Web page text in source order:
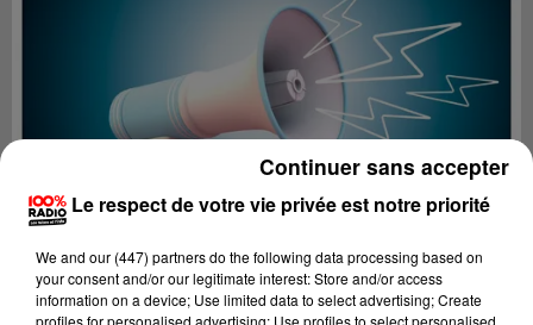
Le respect de votre vie privée est notre priorité
We and our (447) partnersdo the following data processing based on
your consent and/or our legitimate interest: Store and/or access
information on a device; Use limited data to select advertising; Create
profiles for personalised advertising; Use profiles to select personalised
Continuer sans accepter